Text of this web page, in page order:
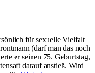
für sexuelle Vielfalt
(darf man das noch
er seinen 75. Geburtstag,
darauf anstieß. Wird